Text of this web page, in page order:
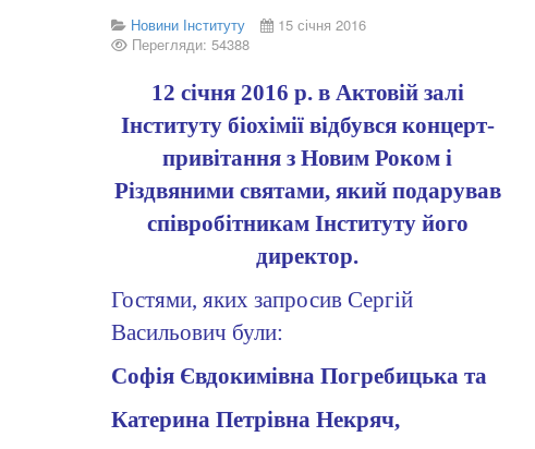
Новини Інституту
15 січня 2016
Перегляди: 54388
12 січня 2016 р. в Актовій залі
Інституту біохімії відбувся концерт-
привітання з Новим Роком і
Різдвяними святами, який подарував
співробітникам Інституту його
директор.
Гостями, яких запросив Сергій
Васильович були:
Софія Євдокимівна Погребицька та
Катерина Петрівна Некряч,